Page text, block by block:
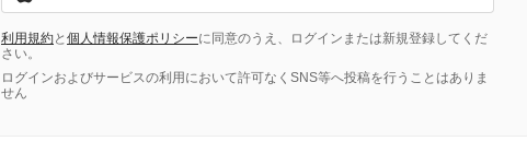
利用規約と 個人情報保護ポリシーに同意のうえ、ログインまたは新規登録してくだ
さい。
ログインおよびサービスの利用において許可なくSNS等へ投稿を行うことはありま
せん